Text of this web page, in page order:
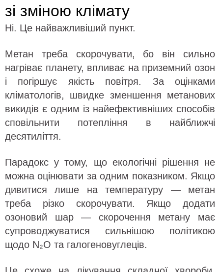
зі зміною клімату
Ні. Це найважливіший пункт.
Метан треба скорочувати, бо він сильно
нагріває планету, впливає на приземний озон
і погіршує якість повітря. За оцінками
кліматологів, швидке зменшення метанових
викидів є одним із найефективніших способів
сповільнити потепління в найближчі
десятиліття.
Парадокс у тому, що екологічні рішення не
можна оцінювати за одним показником. Якщо
дивитися лише на температуру — метан
треба різко скорочувати. Якщо додати
озоновий шар — скорочення метану має
супроводжуватися сильнішою політикою
щодо N₂O та галогеновуглеців.